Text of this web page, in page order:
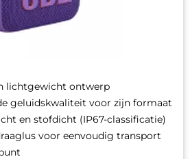
lichtgewicht ontwerp
geluidskwaliteit voor zijn formaat
en stofdicht (IP67-classificatie)
voor eenvoudig transport